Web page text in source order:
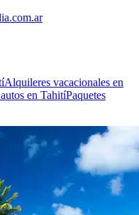
Alquileres vacacionales en
en TahitíPaquetes